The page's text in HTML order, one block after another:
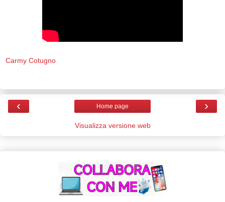
Carmy Cotugno
‹ ›
Home page
Visualizza versione web